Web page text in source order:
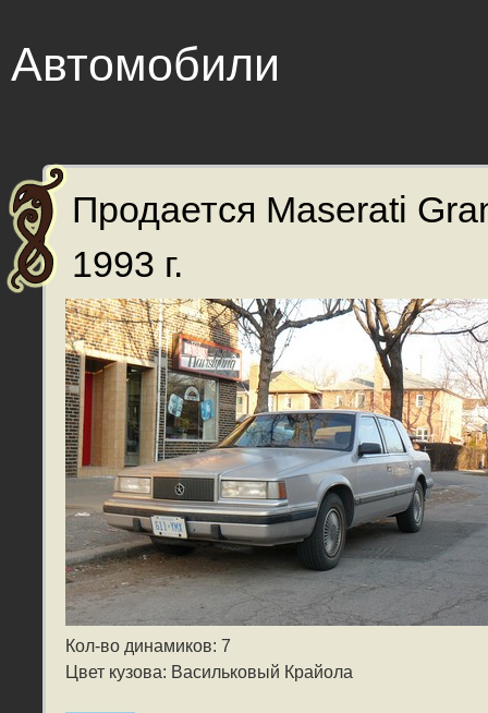
Автомобили
Продается Maserati
1993 г.
Кол-во динамиков: 7
Цвет кузова: Васильковый Крайола